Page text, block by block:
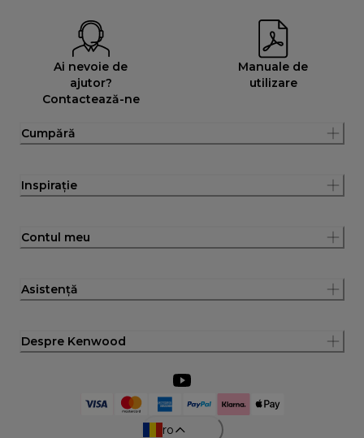
Ai nevoie de
ajutor?
Contactează-ne
Manuale de
utilizare
Cumpără
Inspirație
Contul meu
Asistență
Despre Kenwood
ro